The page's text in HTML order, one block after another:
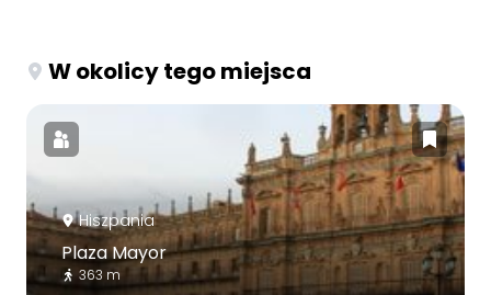
W okolicy tego miejsca
Hiszpania
Plaza Mayor
363 m